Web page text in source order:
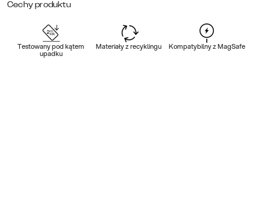
Cechy produktu
Testowany pod kątem
upadku
Materiały z recyklingu Kompatybilny z MagSafe